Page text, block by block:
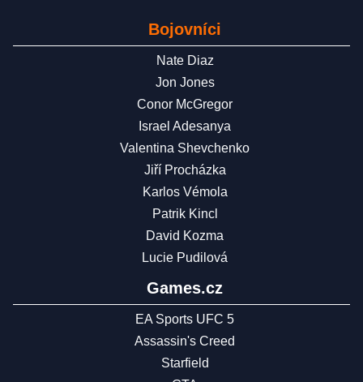
Bojovníci
Nate Diaz
Jon Jones
Conor McGregor
Israel Adesanya
Valentina Shevchenko
Jiří Procházka
Karlos Vémola
Patrik Kincl
David Kozma
Lucie Pudilová
Games.cz
EA Sports UFC 5
Assassin's Creed
Starfield